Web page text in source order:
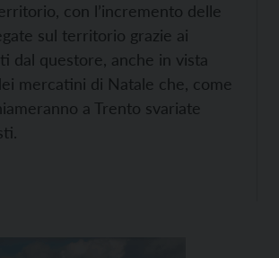
con l’incremento delle
sul territorio grazie ai
dal questore, anche in vista
mercatini di Natale che, come
a Trento svariate